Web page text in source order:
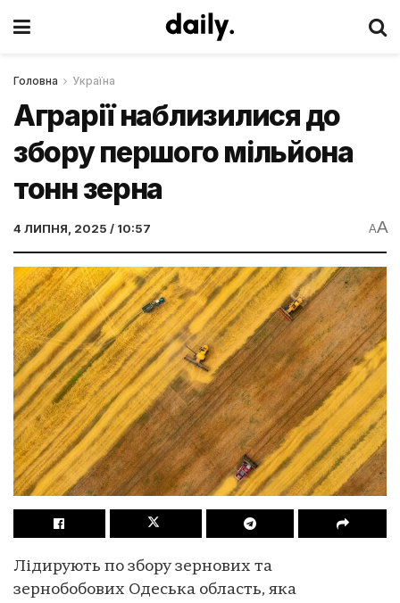
Головна Україна
Аграрії наблизилися до
збору першого мільйона
тонн зерна
4 ЛИПНЯ, 2025 / 10:57 AA
Лідирують по збору зернових та
зернобобових Одеська область, яка